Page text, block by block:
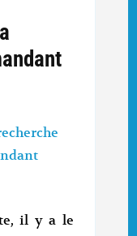
il y a le